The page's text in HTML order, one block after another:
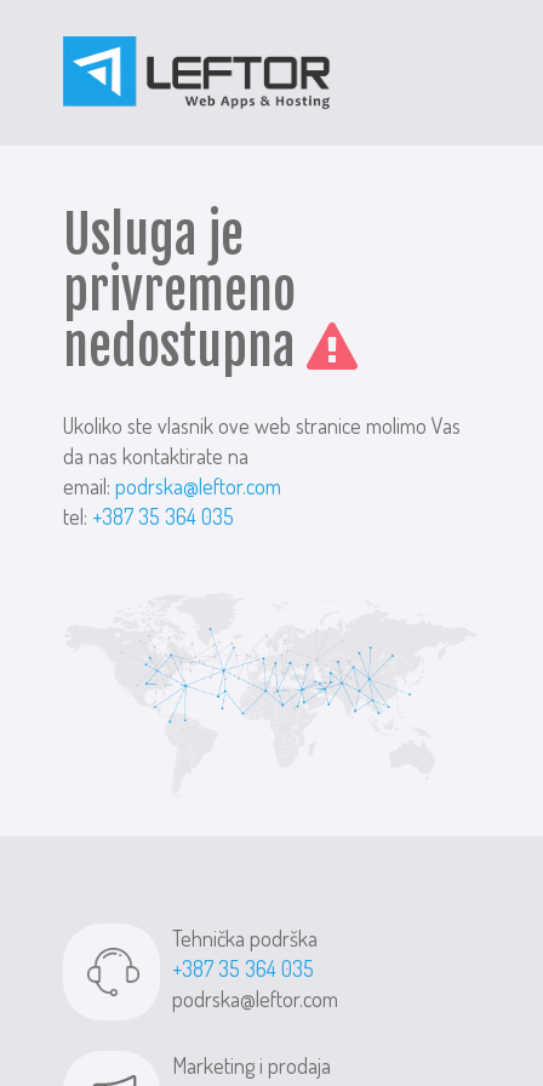
Usluga je
privremeno
nedostupna
Ukoliko ste vlasnik ove web stranice molimo Vas
da nas kontaktirate na
email:podrska@leftor.com
tel: +387 35 364 035
Tehnička podrška
+387 35 364 035
podrska@leftor.com
Marketing i prodaja